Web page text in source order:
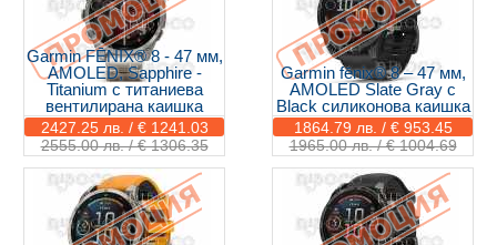
Garmin FĒNIX® 8 - 47 мм,
AMOLED, Sapphire -
Titanium с титаниева
вентилирана каишка
2427.25 лв. / € 1241.03
2555.00 лв. / € 1306.35
Garmin fēnix® 8 – 47 мм,
AMOLED Slate Gray с
Black силиконова каишка
1864.79 лв. / € 953.45
1965.00 лв. / € 1004.69